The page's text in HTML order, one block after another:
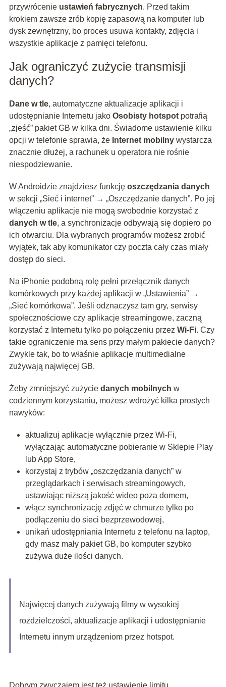
przywrócenie ustawień fabrycznych. Przed takim
krokiem zawsze zrób kopię zapasową na komputer lub
dysk zewnętrzny, bo proces usuwa kontakty, zdjęcia i
wszystkie aplikacje z pamięci telefonu.
Jak ograniczyć zużycie transmisji
danych?
Dane w tle, automatyczne aktualizacje aplikacji i
udostępnianie Internetu jako Osobisty hotspotpotrafią
„zjeść” pakiet GB w kilka dni. Świadome ustawienie kilku
opcji w telefonie sprawia, że Internet mobilnywystarcza
znacznie dłużej, a rachunek u operatora nie rośnie
niespodziewanie.
W Androidzie znajdziesz funkcję oszczędzania danych
w sekcji „Sieć i internet” → „Oszczędzanie danych”. Po jej
włączeniu aplikacje nie mogą swobodnie korzystać z
danych w tle, a synchronizacje odbywają się dopiero po
ich otwarciu. Dla wybranych programów możesz zrobić
wyjątek, tak aby komunikator czy poczta cały czas miały
dostęp do sieci.
Na iPhonie podobną rolę pełni przełącznik danych
komórkowych przy każdej aplikacji w „Ustawienia” →
„Sieć komórkowa”. Jeśli odznaczysz tam gry, serwisy
społecznościowe czy aplikacje streamingowe, zaczną
korzystać z Internetu tylko po połączeniu przez Wi‑Fi. Czy
takie ograniczenie ma sens przy małym pakiecie danych?
Zwykle tak, bo to właśnie aplikacje multimedialne
zużywają najwięcej GB.
Żeby zmniejszyć zużycie danych mobilnych w
codziennym korzystaniu, możesz wdrożyć kilka prostych
nawyków:
aktualizuj aplikacje wyłącznie przez Wi‑Fi,
wyłączając automatyczne pobieranie w Sklepie Play
lub App Store,
korzystaj z trybów „oszczędzania danych” w
przeglądarkach i serwisach streamingowych,
ustawiając niższą jakość wideo poza domem,
włącz synchronizację zdjęć w chmurze tylko po
podłączeniu do sieci bezprzewodowej,
unikań udostępniania Internetu z telefonu na laptop,
gdy masz mały pakiet GB, bo komputer szybko
zużywa duże ilości danych.
Najwięcej danych zużywają filmy w wysokiej
rozdzielczości, aktualizacje aplikacji i udostępnianie
Internetu innym urządzeniom przez hotspot.